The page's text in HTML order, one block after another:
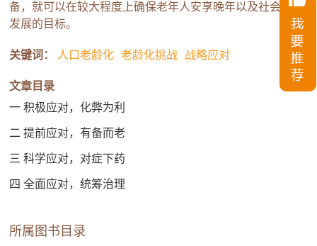
备，就可以在较大程度上确保老年人安享晚年以及社会和谐
发展的目标。
关键词： 人口老龄化 老龄化挑战 战略应对
文章目录
一 积极应对，化弊为利
二 提前应对，有备而老
三 科学应对，对症下药
四 全面应对，统筹治理
所属图书目录